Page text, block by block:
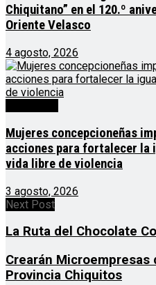
Chiquitano” en el 120.º
Oriente Velasco
4 agosto, 2026
Mujeres concepcioneñas
acciones para fortalecer la
vida libre de violencia
3 agosto, 2026
Next Post
La Ruta del Chocolate
Crearán
Provincia Chiquitos